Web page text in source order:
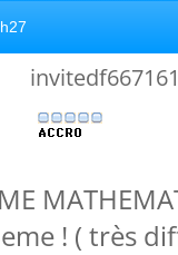
invitedf667161
! ( très